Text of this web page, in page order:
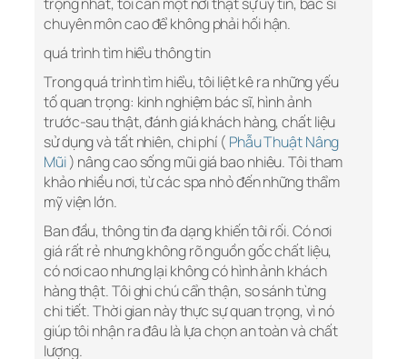
chuyên môn cao để không phải hối hận.
quá trình tìm hiểu thông tin
Trong quá trình tìm hiểu, tôi liệt kê ra những yếu
tố quan trọng: kinh nghiệm bác sĩ, hình ảnh
trước-sau thật, đánh giá khách hàng, chất liệu
sử dụng và tất nhiên, chi phí ( Phẫu Thuật Nâng
Mũi) nâng cao sống mũi giá bao nhiêu. Tôi tham
khảo nhiều nơi, từ các spa nhỏ đến những thẩm
mỹ viện lớn.
Ban đầu, thông tin đa dạng khiến tôi rối. Có nơi
giá rất rẻ nhưng không rõ nguồn gốc chất liệu,
có nơi cao nhưng lại không có hình ảnh khách
hàng thật. Tôi ghi chú cẩn thận, so sánh từng
chi tiết. Thời gian này thực sự quan trọng, vì nó
giúp tôi nhận ra đâu là lựa chọn an toàn và chất
lượng.